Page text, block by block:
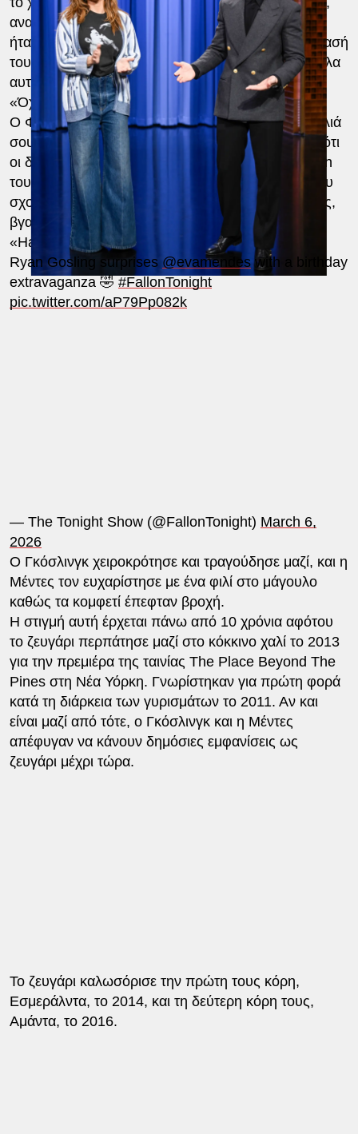
αναγνώρισε τους καθηγητές και τους μαθητές που
ήταν στο κοινό, ευχαριστώντας τους για την επίδρασή
τους, καθώς ρώτησε τον
Φάλον: «Θα τα κόψεις όλα
αυτά, σωστά;» Αυτός χαμογέλασε, απαντώντας:
«Όχι!»
Ο Φάλον είπε στη Μέντες: «Σήμερα είναι τα γενέθλιά
σου!» Ο παρουσιαστής αποκάλυψε στη συνέχεια ότι
οι διευθυντές μπάντας από το Λύκειο North Bergen
του Νιου Τζέρσεϊ ήταν στο κοινό πριν η μπάντα του
σχολείου παίξει το «Happy Birthday» για τη Μέντες,
βγαίνοντας κρατώντας μια σημαία που έγραφε:
«Happy Birthday, Eva!»
Ryan Gosling surprises @evamendeswith a birthday
extravaganza 🤣 #FallonTonight
pic.twitter.com/aP79Pp082k
— The Tonight Show (@FallonTonight) March 6,
2026
Ο Γκόσλινγκ χειροκρότησε και τραγούδησε μαζί, και η
Μέντες τον ευχαρίστησε με ένα φιλί στο μάγουλο
καθώς τα κομφετί έπεφταν βροχή.
Η στιγμή αυτή έρχεται πάνω από 10 χρόνια αφότου
το ζευγάρι περπάτησε μαζί στο κόκκινο χαλί το 2013
για την πρεμιέρα της ταινίας The Place Beyond The
Pines στη Νέα Υόρκη. Γνωρίστηκαν για πρώτη φορά
κατά τη διάρκεια των γυρισμάτων το 2011. Αν και
είναι μαζί από τότε, ο Γκόσλινγκ και η Μέντες
απέφυγαν να κάνουν δημόσιες εμφανίσεις ως
ζευγάρι μέχρι τώρα.
Το ζευγάρι καλωσόρισε την πρώτη τους κόρη,
Εσμεράλντα, το 2014, και τη δεύτερη κόρη τους,
Αμάντα, το 2016.